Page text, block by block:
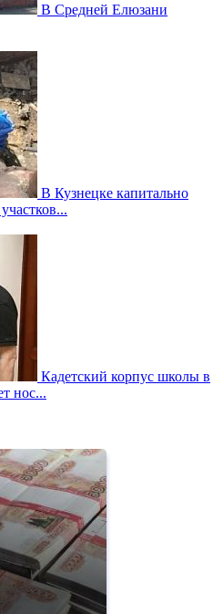
В Средней Елюзани
В Кузнецке капитально
Кадетский корпус школы в
нос...